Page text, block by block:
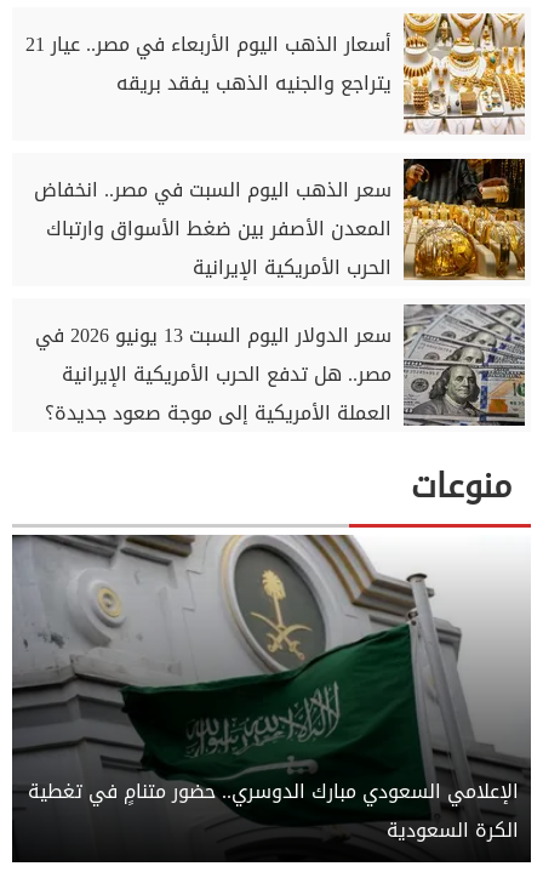
أسعار الذهب اليوم الأربعاء في مصر.. عيار 21
يتراجع والجنيه الذهب يفقد بريقه
سعر الذهب اليوم السبت في مصر.. انخفاض
المعدن الأصفر بين ضغط الأسواق وارتباك
الحرب الأمريكية الإيرانية
سعر الدولار اليوم السبت 13 يونيو 2026 في
مصر.. هل تدفع الحرب الأمريكية الإيرانية
العملة الأمريكية إلى موجة صعود جديدة؟
منوعات
الإعلامي السعودي مبارك الدوسري.. حضور متنامٍ في تغطية
الكرة السعودية